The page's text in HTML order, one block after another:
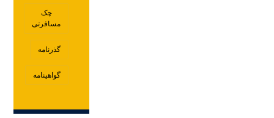
چک
مسافرتی
گذرنامه
گواهینامه